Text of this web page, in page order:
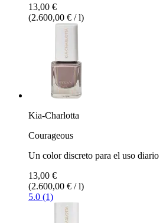
13,00 €
(2.600,00 € / l)
Kia-Charlotta
Courageous
Un color discreto para el uso diario
13,00 €
(2.600,00 € / l)
5.0 (1)